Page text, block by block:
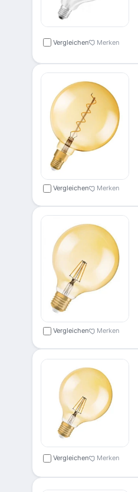
Vergleichen Merken
Vergleichen Merken
Vergleichen Merken
Vergleichen Merken